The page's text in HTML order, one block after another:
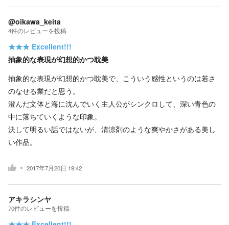
@oikawa_keita
4件のレビューを投稿
★★★ Excellent!!!
抽象的な表現が幻想的かつ耽美
抽象的な表現が幻想的かつ耽美で、こういう感性というのは若さ
のなせる業だと思う。
澄んだ文体と海に沈んでいく主人公がシンクロして、深い青色の
中に落ちていくような印象。
決して明るい話ではないが、清涼剤のような爽やかさがある美し
い作品。
2017年7月20日 19:42
アキラシンヤ
70件のレビューを投稿